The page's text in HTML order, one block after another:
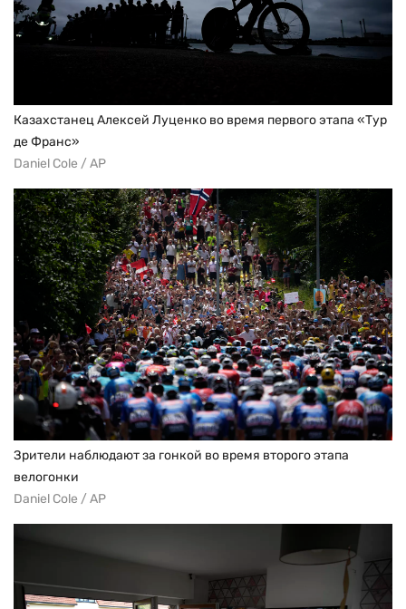
Казахстанец Алексей Луценко во время первого этапа «Тур
де Франс»
Daniel Cole / AP
Зрители наблюдают за гонкой во время второго этапа
велогонки
Daniel Cole / AP